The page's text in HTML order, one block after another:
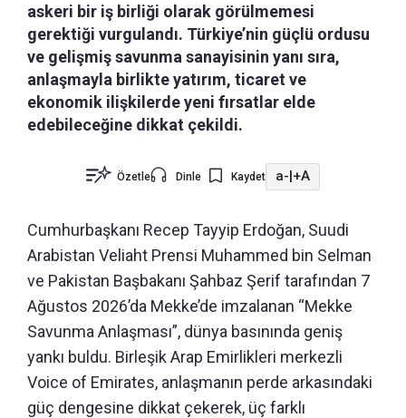
askeri bir iş birliği olarak görülmemesi
gerektiği vurgulandı. Türkiye’nin güçlü ordusu
ve gelişmiş savunma sanayisinin yanı sıra,
anlaşmayla birlikte yatırım, ticaret ve
ekonomik ilişkilerde yeni fırsatlar elde
edebileceğine dikkat çekildi.
Özetle Dinle Kaydet a-|+A
Cumhurbaşkanı Recep Tayyip Erdoğan, Suudi
Arabistan Veliaht Prensi Muhammed bin Selman
ve Pakistan Başbakanı Şahbaz Şerif tarafından 7
Ağustos 2026’da Mekke’de imzalanan “Mekke
Savunma Anlaşması”, dünya basınında geniş
yankı buldu. Birleşik Arap Emirlikleri merkezli
Voice of Emirates, anlaşmanın perde arkasındaki
güç dengesine dikkat çekerek, üç farklı